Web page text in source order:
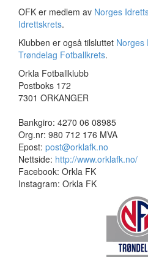
OFK er medlem av Norges
Idrettskrets.
Klubben er også tilsluttet Norges
Trøndelag Fotballkrets.
Orkla Fotballklubb
Postboks 172
7301 ORKANGER
Bankgiro: 4270 06 08985
Org.nr: 980 712 176 MVA
Epost: post@orklafk.no
Nettside: http://www.orklafk.no/
Facebook: Orkla FK
Instagram: Orkla FK